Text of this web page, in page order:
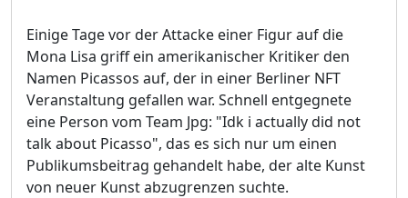
Einige Tage vor der Attacke einer Figur auf die
Mona Lisa griff ein amerikanischer Kritiker den
Namen Picassos auf, der in einer Berliner NFT
Veranstaltung gefallen war. Schnell entgegnete
eine Person vom Team Jpg: "Idk i actually did not
talk about Picasso", das es sich nur um einen
Publikumsbeitrag gehandelt habe, der alte Kunst
von neuer Kunst abzugrenzen suchte.